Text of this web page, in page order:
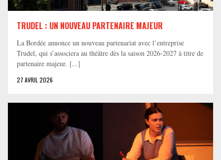
TRUDEL : UN NOUVEAU PARTENAIRE MAJEUR
La Bordée annonce un nouveau partenariat avec l’entreprise
Trudel, qui s’associera au théâtre dès la saison 2026-2027 à titre de
partenaire majeur. [...]
27 AVRIL 2026